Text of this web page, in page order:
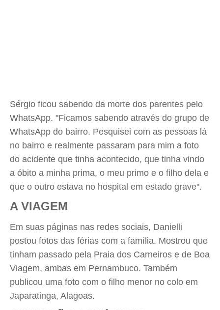
Sérgio ficou sabendo da morte dos parentes pelo
WhatsApp. "Ficamos sabendo através do grupo de
WhatsApp do bairro. Pesquisei com as pessoas lá
no bairro e realmente passaram para mim a foto
do acidente que tinha acontecido, que tinha vindo
a óbito a minha prima, o meu primo e o filho dela e
que o outro estava no hospital em estado grave".
A VIAGEM
Em suas páginas nas redes sociais, Danielli
postou fotos das férias com a família. Mostrou que
tinham passado pela Praia dos Carneiros e de Boa
Viagem, ambas em Pernambuco. Também
publicou uma foto com o filho menor no colo em
Japaratinga, Alagoas.